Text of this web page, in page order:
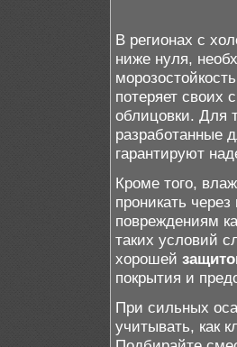
В регионах с
ниже нуля,
потеряет своих
облицовки. Для
разработанные
гарантируют
Кроме того,
проникать
повреждениям
таких условий
хорошей
покрытия и
При сильных
учитывать, как